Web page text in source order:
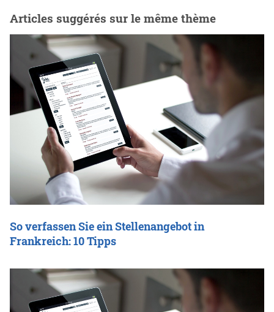
Articles suggérés sur le même thème
So verfassen Sie ein Stellenangebot in
Frankreich: 10 Tipps